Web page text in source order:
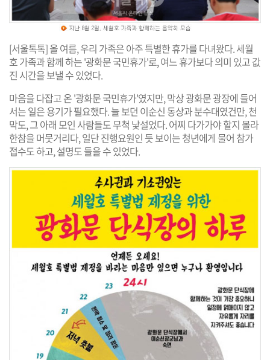
[서울톡톡] 올 여름, 우리 가족은 아주 특별한 휴가를 다녀왔다. 세월
호 가족과 함께 하는 '광화문 국민휴가'로, 여느 휴가보다 의미 있고 값
진 시간을 보낼 수 있었다.
마음을 다잡고 온 '광화문 국민휴가'였지만, 막상 광화문 광장에 들어
서는 일은 용기가 필요했다. 늘 보던 이순신 동상과 분수대였건만, 천
막도, 그 아래 모인 사람들도 무척 낯설었다. 어찌 다가가야 할지 몰라
한참을 머뭇거리다, 일단 진행요원인 듯 보이는 청년에게 물어 참가
접수도 하고, 설명도 들을 수 있었다.